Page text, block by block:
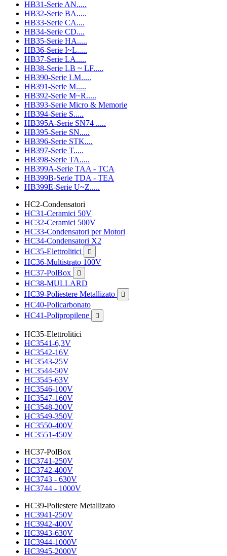
HB31-Serie AN.....
HB32-Serie BA.....
HB33-Serie CA....
HB34-Serie CD....
HB35-Serie HA.....
HB36-Serie I~L.....
HB37-Serie LA.....
HB38-Serie LB ~ LF.....
HB390-Serie LM.....
HB391-Serie M.....
HB392-Serie M~R.....
HB393-Serie Micro & Memorie
HB394-Serie S.....
HB395A-Serie SN74 .....
HB395-Serie SN.....
HB396-Serie STK....
HB397-Serie T.....
HB398-Serie TA.....
HB399A-Serie TAA - TCA
HB399B-Serie TDA - TEA
HB399E-Serie U~Z.....
HC2-Condensatori
HC31-Ceramici 50V
HC32-Ceramici 500V
HC33-Condensatori per Motori
HC34-Condensatori X2
HC35-Elettrolitici

HC36-Multistrato 100V
HC37-PolBox

HC38-MULLARD
HC39-Poliestere Metallizato

HC40-Policarbonato
HC41-Polipropilene

HC35-Elettrolitici
HC3541-6,3V
HC3542-16V
HC3543-25V
HC3544-50V
HC3545-63V
HC3546-100V
HC3547-160V
HC3548-200V
HC3549-350V
HC3550-400V
HC3551-450V
HC37-PolBox
HC3741-250V
HC3742-400V
HC3743 - 630V
HC3744 - 1000V
HC39-Poliestere Metallizato
HC3941-250V
HC3942-400V
HC3943-630V
HC3944-1000V
HC3945-2000V